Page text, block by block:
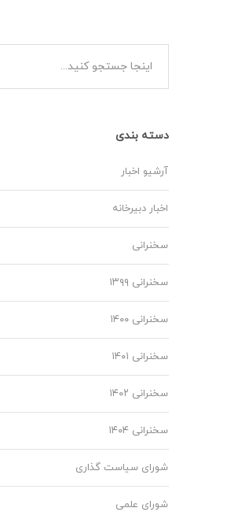
دسته بندی
آرشیو اخبار
اخبار دبیرخانه
سخنرانی
سخنرانی ۱۳۹۹
سخنرانی ۱۴۰۰
سخنرانی ۱۴۰۱
سخنرانی ۱۴۰۲
سخنرانی ۱۴۰۴
شورای سیاست گذاری
شورای علمی